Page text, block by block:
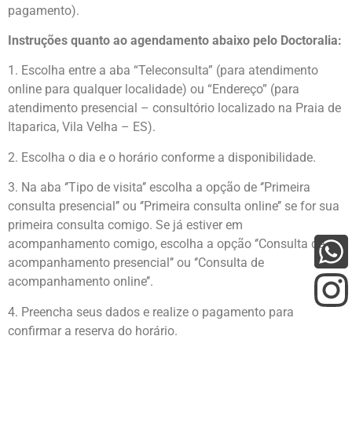
pagamento).
Instruções quanto ao agendamento abaixo pelo Doctoralia:
1. Escolha entre a aba “Teleconsulta” (para atendimento
online para qualquer localidade) ou “Endereço” (para
atendimento presencial – consultório localizado na Praia de
Itaparica, Vila Velha – ES).
2. Escolha o dia e o horário conforme a disponibilidade.
3. Na aba ‘’Tipo de visita’’ escolha a opção de ‘’Primeira
consulta presencial’’ ou ‘’Primeira consulta online’’ se for sua
primeira consulta comigo. Se já estiver em
acompanhamento comigo, escolha a opção ‘’Consulta de
acompanhamento presencial’’ ou ‘’Consulta de
acompanhamento online’’.
4. Preencha seus dados e realize o pagamento para
confirmar a reserva do horário.